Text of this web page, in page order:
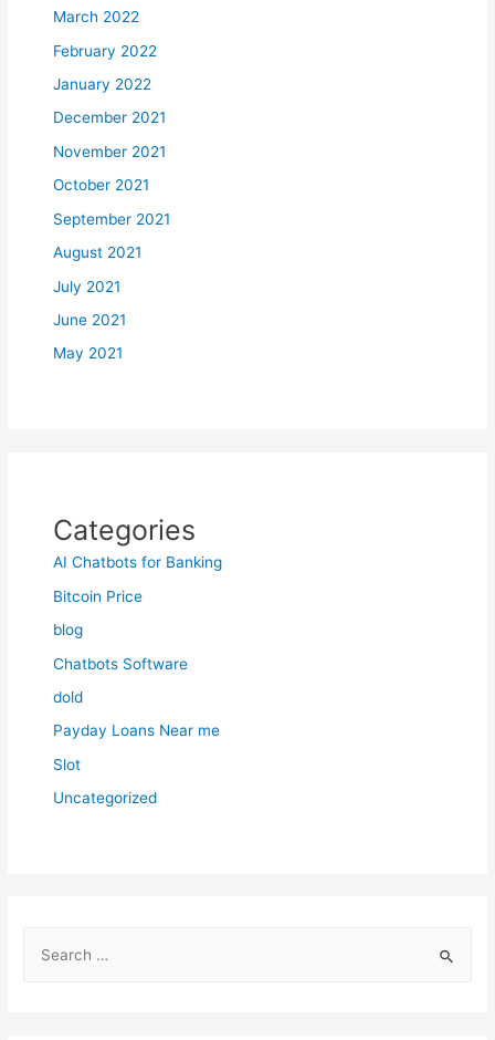
March 2022
February 2022
January 2022
December 2021
November 2021
October 2021
September 2021
August 2021
July 2021
June 2021
May 2021
Categories
AI Chatbots for Banking
Bitcoin Price
blog
Chatbots Software
dold
Payday Loans Near me
Slot
Uncategorized